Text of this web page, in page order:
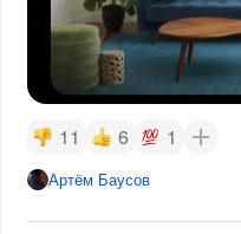
11 6 1
Артём Баусов